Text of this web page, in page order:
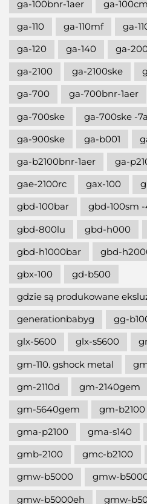
ga-100bnr-1aer ga-100cm
ga-110
ga-110mf ga-
ga-120
ga-140 ga-
ga-2100
ga-2100ske
ga-700
ga-700bnr-1aer
ga-700ske
ga-700ske -
ga-900ske
ga-b001
ga-b2100bnr-1aer
ga-
gae-2100rc
gax-100
gbd-100bar
gbd-100sm -
gbd-800lu
gbd-h000
gbd-h1000bar
gbd-
gbx-100
gd-b500
gdzie są produkowane
generationbabyg
gg-
glx-5600
glx-s5600
gm-110. gshock metal
gm-2110d
gm-2140gem
gm-5640gem
gm-b2100
gma-p2100
gma-s140
gmb-2100
gmc-b2100
gmw-b5000
gmw-
gmw-b5000eh
gmw-